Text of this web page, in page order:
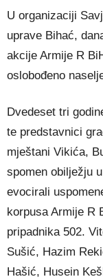
U organizaciji
uprave Bihać,
akcije Armije R
oslobođeno
Dvedeset tri
te predstavnici
mještani Vikića,
spomen obilježju
evocirali
korpusa Armije R
pripadnika 502.
Sušić, Hazim
Hašić, Husein